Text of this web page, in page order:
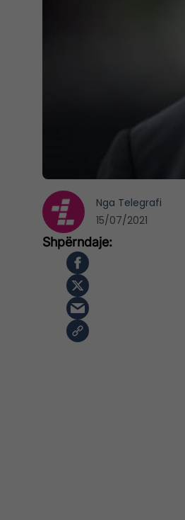
Nga Telegrafi
15/07/2021